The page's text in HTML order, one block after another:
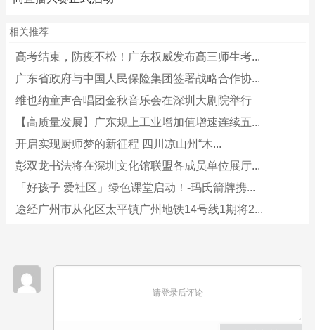
相关推荐
高考结束，防疫不松！广东权威发布高三师生考...
广东省政府与中国人民保险集团签署战略合作协...
维也纳童声合唱团金秋音乐会在深圳大剧院举行
【高质量发展】广东规上工业增加值增速连续五...
开启实现厨师梦的新征程 四川凉山州“木...
彭双龙书法将在深圳文化馆联盟各成员单位展厅...
「好孩子 爱社区」绿色课堂启动！-玛氏箭牌携...
途经广州市从化区太平镇广州地铁14号线1期将2...
请登录后评论